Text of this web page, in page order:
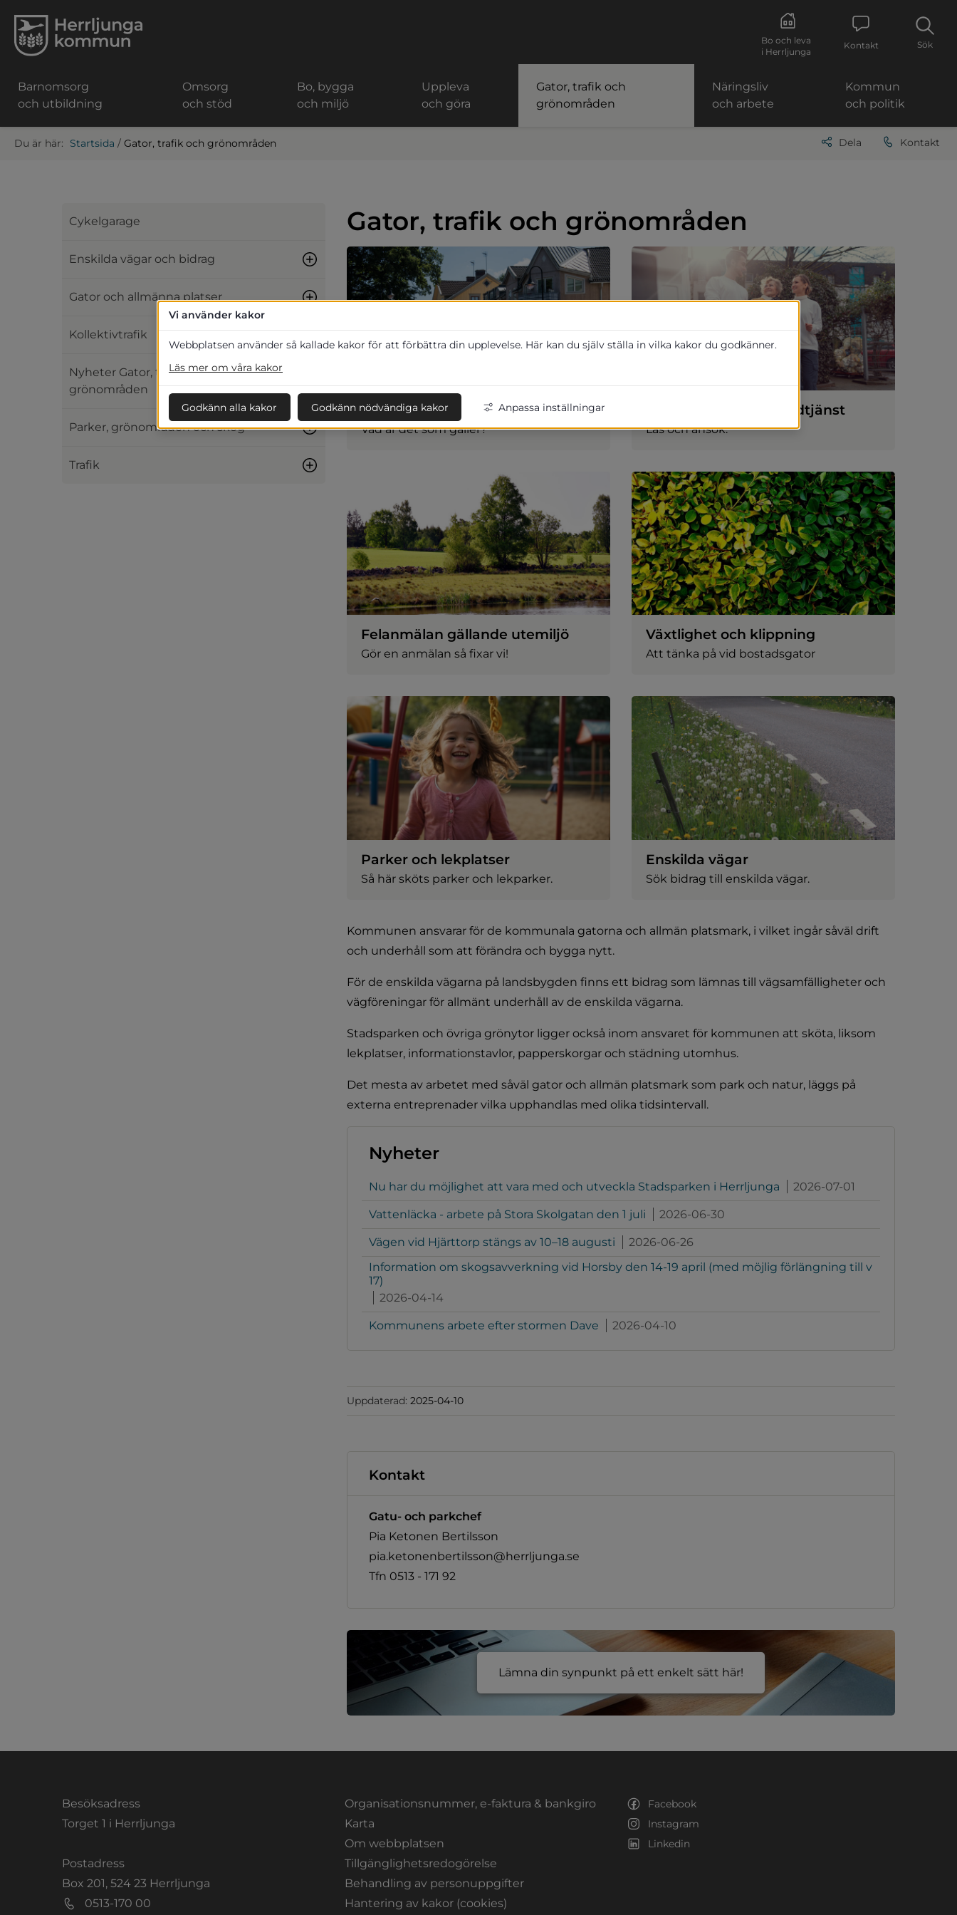
Bo och leva
i Herrljunga
Kontakt Sök
Barnomsorg
och utbildning
Omsorg
och stöd
Bo, bygga
och miljö
Uppleva
och göra
Gator, trafik och
grönområden
Näringsliv
och arbete
Kommun
och politik
Startsida / Gator, trafik och grönområden Dela Kontakt
Cykelgarage
Enskilda vägar och bidrag
Gator och allmänna platser
Kollektivtrafik
Nyheter Gator, trafik och
grönområden
Parker, grönområden och skog
Trafik
Gator, trafik och grönområden
Parkering i kommunen
Vad är det som gäller?
Färdtjänst och riksfärdtjänst
Läs och ansök.
Felanmälan gällande utemiljö
Gör en anmälan så fixar vi!
Växtlighet och klippning
Att tänka på vid bostadsgator
Parker och lekplatser
Så här sköts parker och lekparker.
Enskilda vägar
Sök bidrag till enskilda vägar.
Kommunen ansvarar för de kommunala gatorna och allmän platsmark, i vilket ingår såväl drift
och underhåll som att förändra och bygga nytt.
För de enskilda vägarna på landsbygden finns ett bidrag som lämnas till vägsamfälligheter och
vägföreningar för allmänt underhåll av de enskilda vägarna.
Stadsparken och övriga grönytor ligger också inom ansvaret för kommunen att sköta, liksom
lekplatser, informationstavlor, papperskorgar och städning utomhus.
Det mesta av arbetet med såväl gator och allmän platsmark som park och natur, läggs på
externa entreprenader vilka upphandlas med olika tidsintervall.
Nyheter
Nu har du möjlighet att vara med och utveckla Stadsparken i Herrljunga 2026-07-01
Vattenläcka - arbete på Stora Skolgatan den 1 juli 2026-06-30
Vägen vid Hjärttorp stängs av 10–18 augusti
2026-06-26
Information om skogsavverkning vid Horsby den 14-19 april (med möjlig förlängning till v
17)
2026-04-14
Kommunens arbete efter stormen Dave 2026-04-10
Uppdaterad: 2025-04-10
Kontakt
Gatu- och parkchef
Pia Ketonen Bertilsson
pia.ketonenbertilsson@herrljunga.se
Tfn 0513 - 171 92
Lämna din synpunkt på ett enkelt sätt här!
Besöksadress
Torget 1 i Herrljunga
Postadress
Box 201, 524 23 Herrljunga
0513-170 00
Organisationsnummer, e-faktura & bankgiro
KartaLänk till annan webbplats.
Om webbplatsen
Tillgänglighetsredogörelse
Behandling av personuppgifter
Hantering av kakor (cookies)
Facebook
Instagram
Linkedin
Vi använder kakor
Webbplatsen använder så kallade kakor för att förbättra din upplevelse. Här kan du själv ställa in vilka kakor du godkänner.
Läs mer om våra kakor
Godkänn alla kakor Godkänn nödvändiga kakor Anpassa inställningar